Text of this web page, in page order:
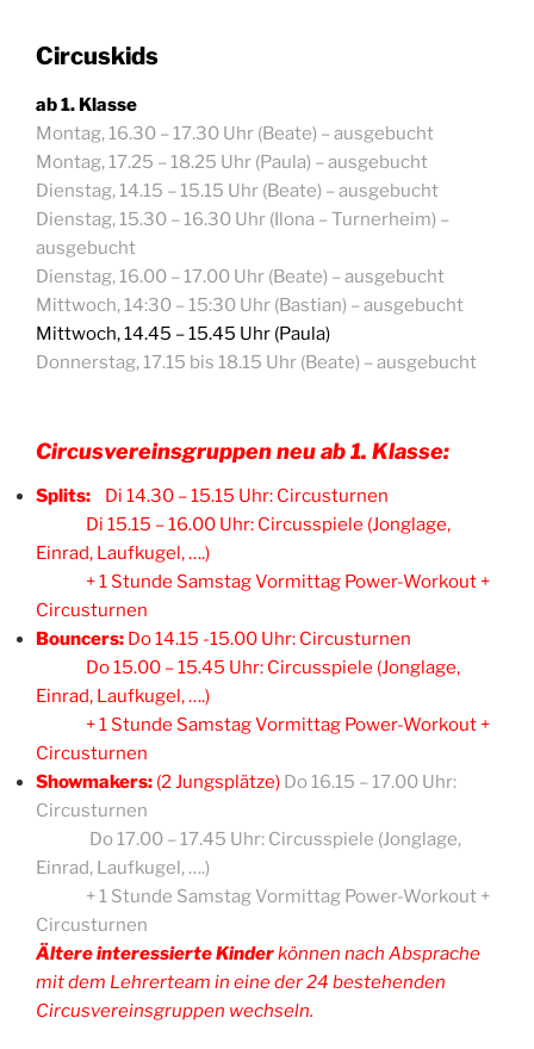
Circuskids
ab 1. Klasse
Montag, 16.30 – 17.30 Uhr (Beate) – ausgebucht
Montag, 17.25 – 18.25 Uhr (Paula) – ausgebucht
Dienstag, 14.15 – 15.15 Uhr (Beate) – ausgebucht
Dienstag, 15.30 – 16.30 Uhr (Ilona – Turnerheim) –
ausgebucht
Dienstag, 16.00 – 17.00 Uhr (Beate) – ausgebucht
Mittwoch, 14:30 – 15:30 Uhr (Bastian) – ausgebucht
Mittwoch, 14.45 – 15.45 Uhr (Paula)
Donnerstag, 17.15 bis 18.15 Uhr (Beate) – ausgebucht
Circusvereinsgruppen neu ab 1. Klasse:
Splits:
Di 14.30 – 15.15 Uhr: Circusturnen
Di 15.15 – 16.00 Uhr: Circusspiele (Jonglage,
Einrad, Laufkugel, ….)
+ 1 Stunde Samstag Vormittag Power-Workout +
Circusturnen
Bouncers: Do 14.15 -15.00 Uhr: Circusturnen
Do 15.00 – 15.45 Uhr: Circusspiele (Jonglage,
Einrad, Laufkugel, ….)
+ 1 Stunde Samstag Vormittag Power-Workout +
Circusturnen
Showmakers: (2 Jungsplätze) Do 16.15 – 17.00 Uhr:
Circusturnen
Do 17.00 – 17.45 Uhr: Circusspiele (Jonglage,
Einrad, Laufkugel, ….)
+ 1 Stunde Samstag Vormittag Power-Workout +
Circusturnen
Ältere interessierte Kinderkönnen nach Absprache
mit dem Lehrerteam in eine der 24 bestehenden
Circusvereinsgruppen wechseln.